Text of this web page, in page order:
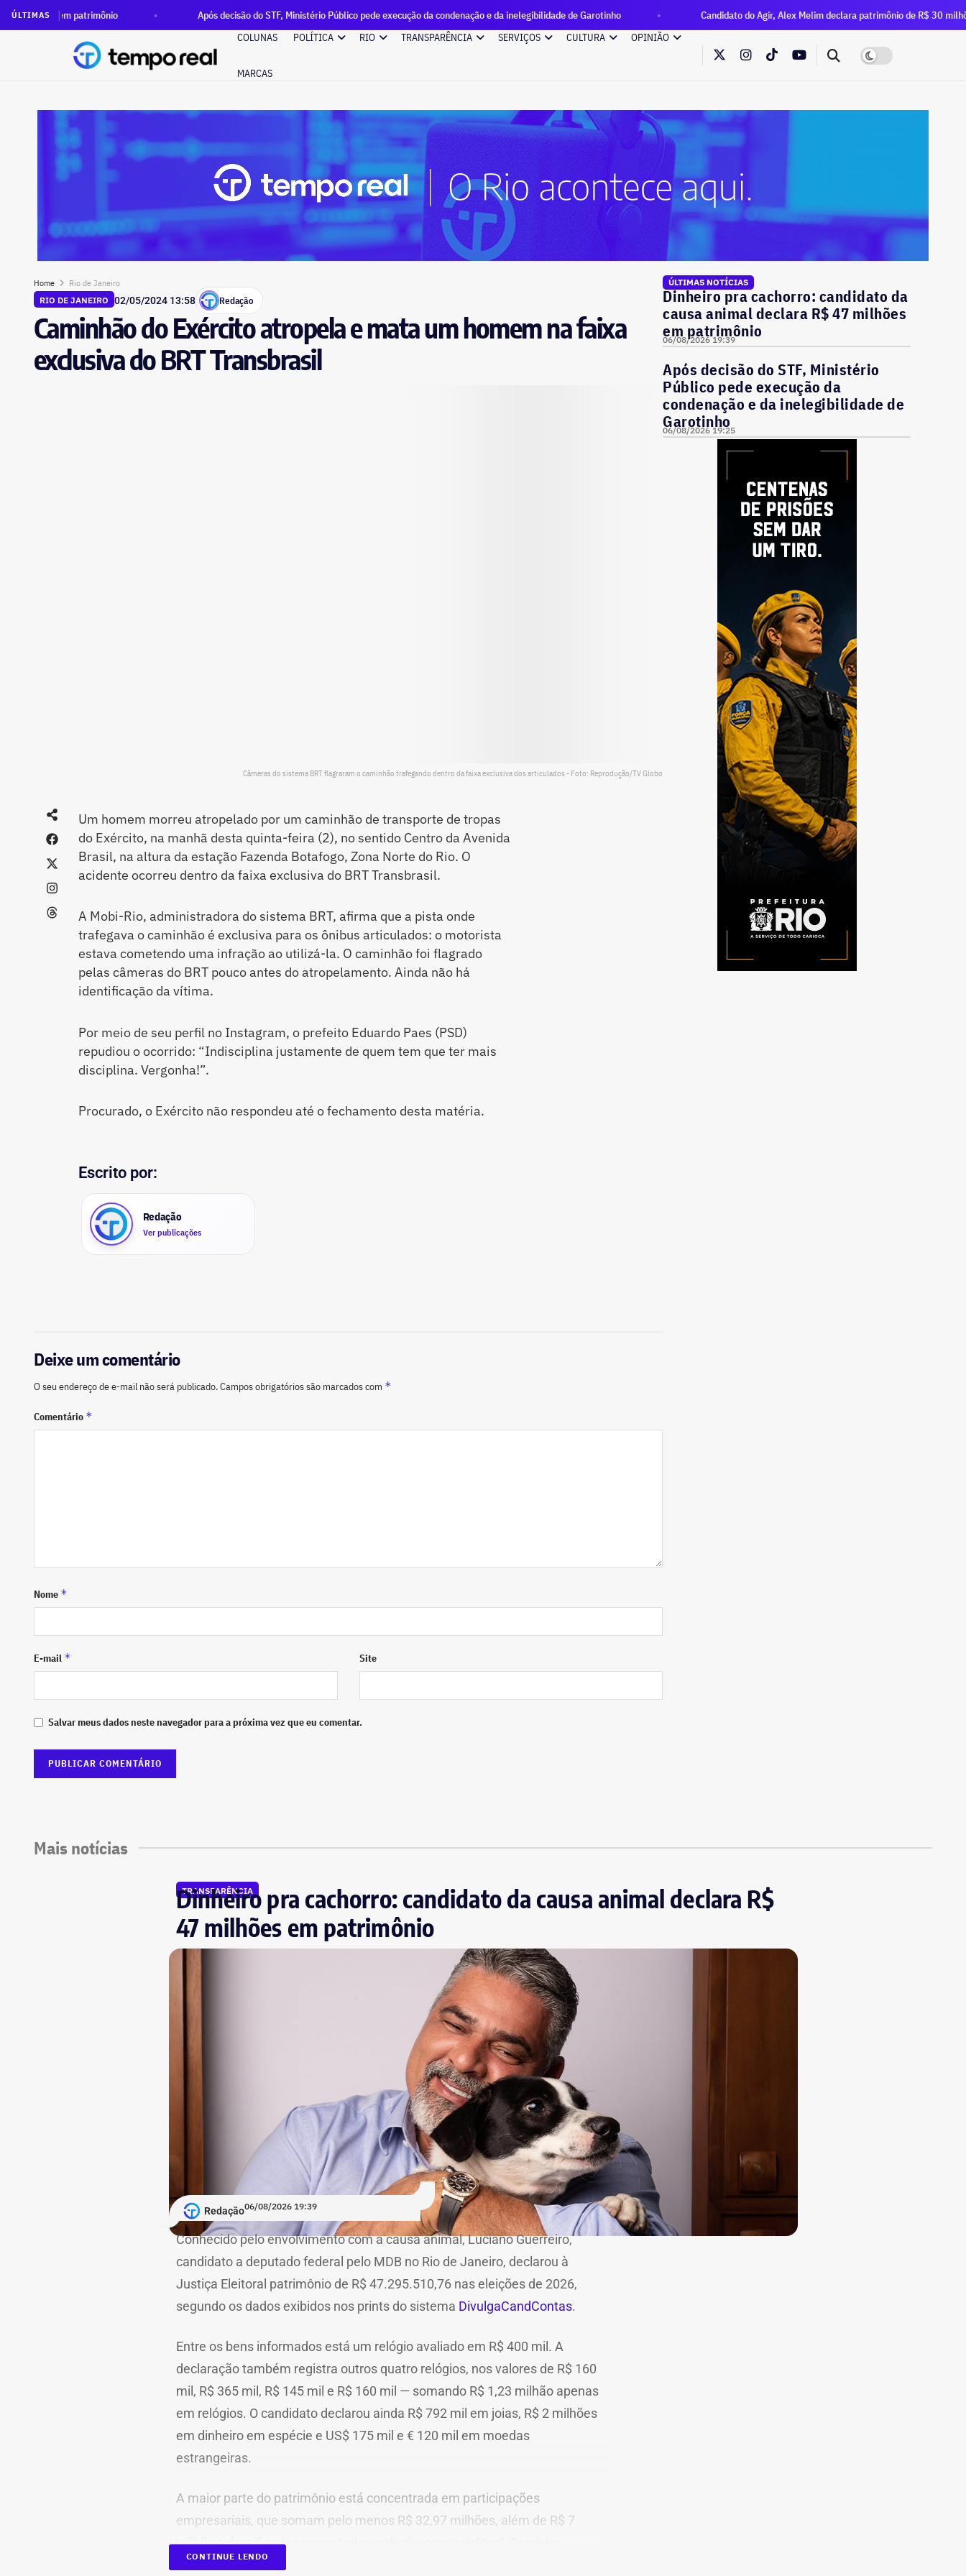
ÚLTIMAS Após decisão do STF, Ministério Público pede execução da condenação e da inelegibilidade de Garotinho
Candidato do Agir, Alex Melim declara patrimônio de R$ 30 milhões à Justiça
COLUNAS
POLÍTICA RIO TRANSPARÊNCIA SERVIÇOS CULTURA OPINIÃO
MARCAS
Home
Rio de Janeiro
RIO DE JANEIRO 02/05/2024 13:58 Redação
Caminhão do Exército atropela e mata um homem na faixa
exclusiva do BRT Transbrasil
Câmeras do sistema BRT flagraram o caminhão trafegando dentro da faixa exclusiva dos articulados - Foto: Reprodução/TV Globo
Um homem morreu atropelado por um caminhão de transporte de tropas
do Exército, na manhã desta quinta-feira (2), no sentido Centro da Avenida
Brasil, na altura da estação Fazenda Botafogo, Zona Norte do Rio. O
acidente ocorreu dentro da faixa exclusiva do BRT Transbrasil.
A Mobi-Rio, administradora do sistema BRT, afirma que a pista onde
trafegava o caminhão é exclusiva para os ônibus articulados: o motorista
estava cometendo uma infração ao utilizá-la. O caminhão foi flagrado
pelas câmeras do BRT pouco antes do atropelamento. Ainda não há
identificação da vítima.
Por meio de seu perfil no Instagram, o prefeito Eduardo Paes (PSD)
repudiou o ocorrido: “Indisciplina justamente de quem tem que ter mais
disciplina. Vergonha!”.
Procurado, o Exército não respondeu até o fechamento desta matéria.
Escrito por:
Redação
Ver publicações
ÚLTIMAS NOTÍCIAS
Dinheiro pra cachorro: candidato da
causa animal declara R$ 47 milhões
em patrimônio
06/08/2026 19:39
Após decisão do STF, Ministério
Público pede execução da
condenação e da inelegibilidade de
Garotinho
06/08/2026 19:25
Deixe um comentário
O seu endereço de e-mail não será publicado.Campos obrigatórios são marcados com *
Comentário *
Nome *
E-mail * Site
Salvar meus dados neste navegador para a próxima vez que eu comentar.
Mais notícias
TRANSPARÊNCIA
Dinheiro pra cachorro: candidato da causa animal declara R$
47 milhões em patrimônio
Redação06/08/2026 19:39
Conhecido pelo envolvimento com a causa animal, Luciano Guerreiro,
candidato a deputado federal pelo MDB no Rio de Janeiro, declarou à
Justiça Eleitoral patrimônio de R$ 47.295.510,76 nas eleições de 2026,
segundo os dados exibidos nos prints do sistema DivulgaCandContas.
Entre os bens informados está um relógio avaliado em R$ 400 mil. A
declaração também registra outros quatro relógios, nos valores de R$ 160
mil, R$ 365 mil, R$ 145 mil e R$ 160 mil — somando R$ 1,23 milhão apenas
em relógios. O candidato declarou ainda R$ 792 mil em joias, R$ 2 milhões
em dinheiro em espécie e US$ 175 mil e € 120 mil em moedas
estrangeiras.
A maior parte do patrimônio está concentrada em participações
empresariais, que somam pelo menos R$ 32,97 milhões, além de R$ 7
milhões classificados como “valores de diversos créditos”. Também
aparecem na relação imóveis, incluindo uma cobertura declarada por R$
CONTINUE LENDO